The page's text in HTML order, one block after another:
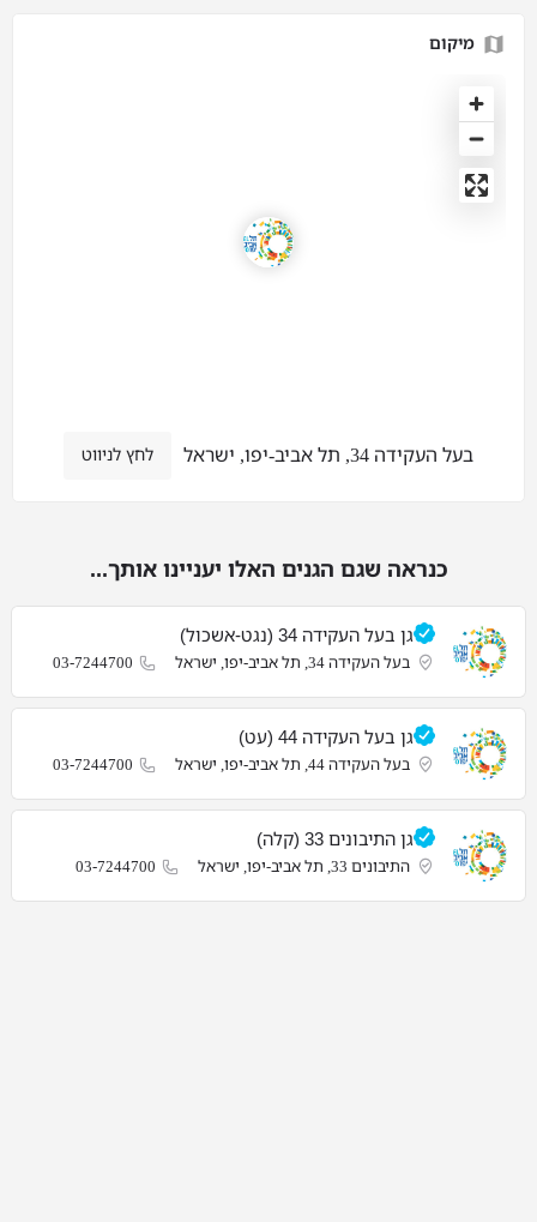
מיקום
בעל העקידה 34, תל אביב-יפו, ישראל לחץ לניווט
כנראה שגם הגנים האלו יעניינו אותך...
גן בעל העקידה 34 (נגט-אשכול)
בעל העקידה 34, תל אביב-יפו, ישראל 03-7244700
גן בעל העקידה 44 (עט)
בעל העקידה 44, תל אביב-יפו, ישראל 03-7244700
גן התיבונים 33 (קלה)
התיבונים 33, תל אביב-יפו, ישראל 03-7244700